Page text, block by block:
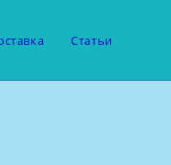
Статьи